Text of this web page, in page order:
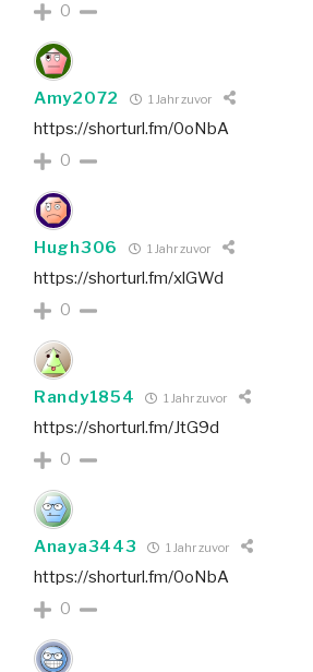
0
Amy2072 1 Jahr zuvor
https://shorturl.fm/0oNbA
0
Hugh306 1 Jahr zuvor
https://shorturl.fm/xlGWd
0
Randy1854 1 Jahr zuvor
https://shorturl.fm/JtG9d
0
Anaya3443 1 Jahr zuvor
https://shorturl.fm/0oNbA
0